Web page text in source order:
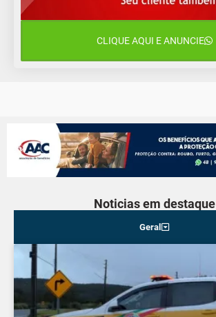
CLIQUE AQUI E ANUNCIE
Noticias em destaque
Geral